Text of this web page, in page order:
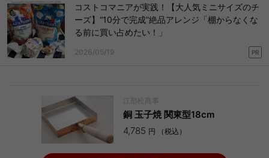
コストコマニアが実践！【大人気ミニサイズのチ
ーズ】“10分で完成”絶品アレンジ「棚からなくな
る前に買い占めたい！」
2026/05/19 PR
江部松商事
銅 玉子焼 関東型18cm
4,785 円 （税込）